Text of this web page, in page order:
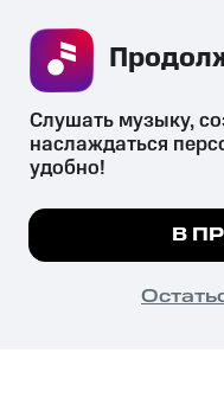
психотропных веществ,
их незаконный оборот
законодательством
© 2026 ООО «КИОН».
Все права защищены
Мы используем
Слушать музыку,
наслаждаться
удобно!
В